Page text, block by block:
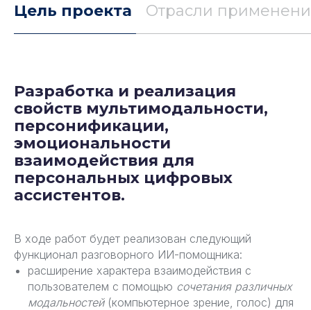
Цель проекта Отрасли
Разработка и реализация
свойств мультимодальности,
персонификации,
эмоциональности
взаимодействия для
персональных цифровых
ассистентов.
В ходе работ будет реализован следующий
функционал разговорного ИИ-помощника:
расширение характера взаимодействия с
пользователем с помощью сочетания различных
модальностей(компьютерное зрение, голос) для